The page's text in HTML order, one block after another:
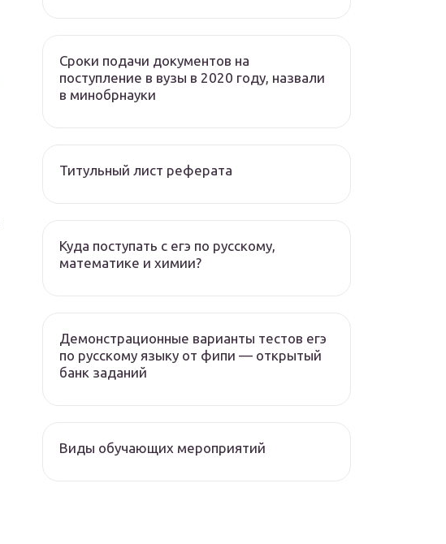
Сроки подачи документов на
поступление в вузы в 2020 году, назвали
в минобрнауки
Титульный лист реферата
Куда поступать с егэ по русскому,
математике и химии?
Демонстрационные варианты тестов егэ
по русскому языку от фипи — открытый
банк заданий
Виды обучающих мероприятий